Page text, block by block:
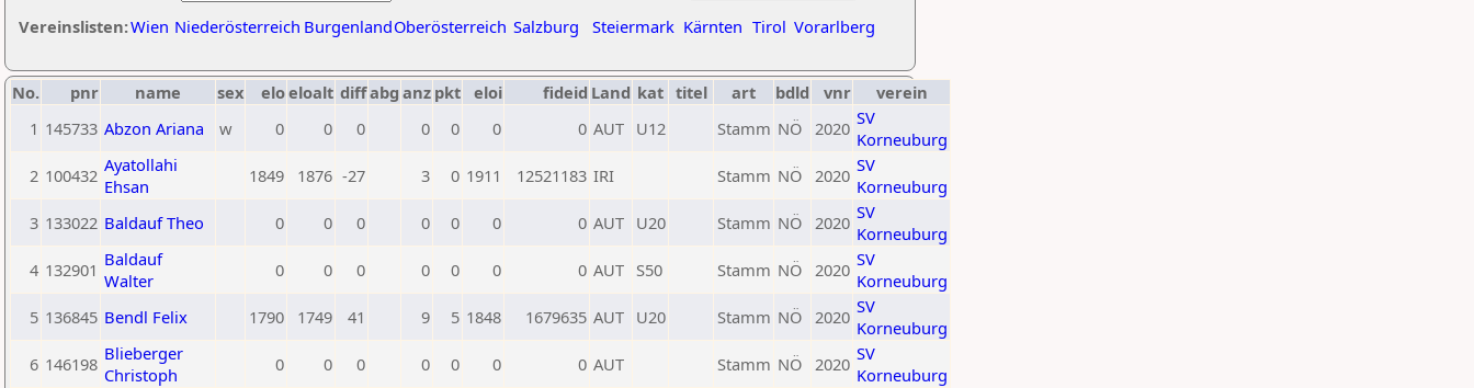
Vereinslisten:Wien Niederösterreich BurgenlandOberösterreich Salzburg Steiermark Kärnten Tirol Vorarlberg
No. pnr name sex eloeloalt diffabg anz pkt eloi fideid Land kat titel art bdld vnr
verein
1 145733 Abzon Ariana w 0 0 0 0 0 0 0 AUT U12 Stamm NÖ 2020 SV
Korneuburg
2 100432 Ayatollahi
Ehsan
1849 1876 -27 3 0 1911 12521183 IRI Stamm NÖ 2020 SV
Korneuburg
3 133022 Baldauf Theo 0 0 0 0 0 0 0 AUT U20 Stamm NÖ 2020 SV
Korneuburg
4 132901 Baldauf
Walter
0 0 0 0 0 0 0 AUT S50 Stamm NÖ 2020 SV
Korneuburg
5 136845 Bendl Felix 1790 1749 41 9 5 1848 1679635 AUT U20 Stamm NÖ 2020 SV
Korneuburg
6 146198 Blieberger
Christoph
0 0 0 0 0 0 0 AUT Stamm NÖ 2020 SV
Korneuburg